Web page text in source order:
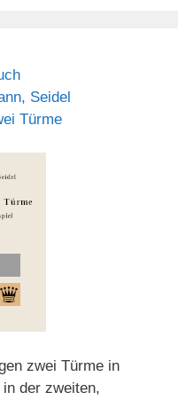
Seidel
Türme
zwei Türme in
der zweiten,